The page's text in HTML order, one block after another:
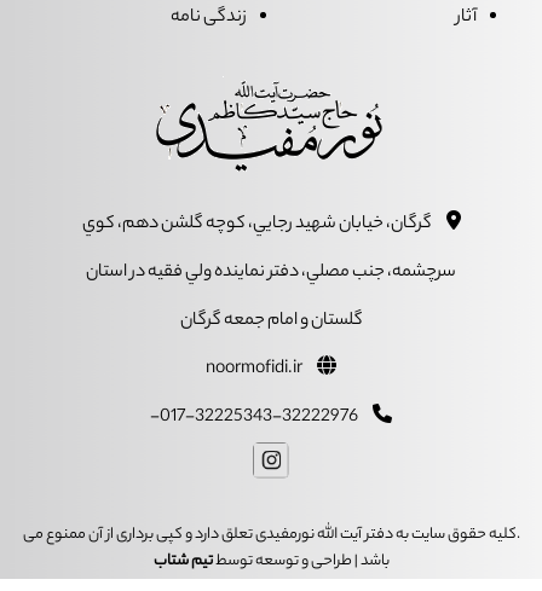
آثار
زندگی نامه
گرگان، خيابان شهيد رجايي، کوچه گلشن دهم، کوي
سرچشمه، جنب مصلي، دفتر نماينده ولي فقيه در استان
گلستان و امام جمعه گرگان
.کلیه حقوق سایت به دفتر آیت الله نورمفیدی تعلق دارد و کپی برداری از آن ممنوع می
باشد | طراحی و توسعه توسطتیم شتاب